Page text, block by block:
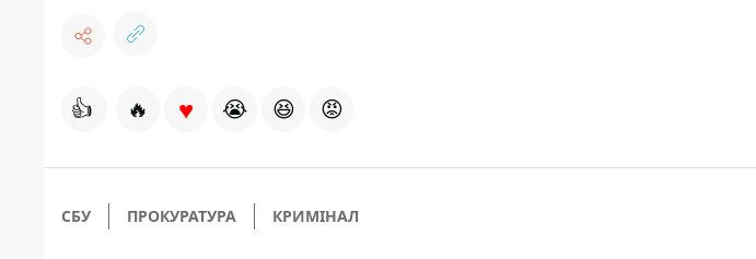
👍 🔥 ♥ 😭 😆 😡
СБУ ПРОКУРАТУРА КРИМІНАЛ